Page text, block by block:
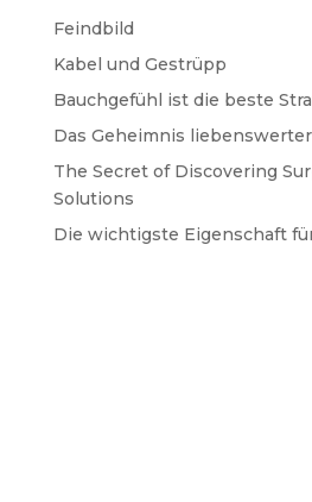
Feindbild
Kabel und Gestrüpp
Bauchgefühl ist die beste
Das Geheimnis
The Secret of Discovering
Solutions
Die wichtigste Eigenschaft